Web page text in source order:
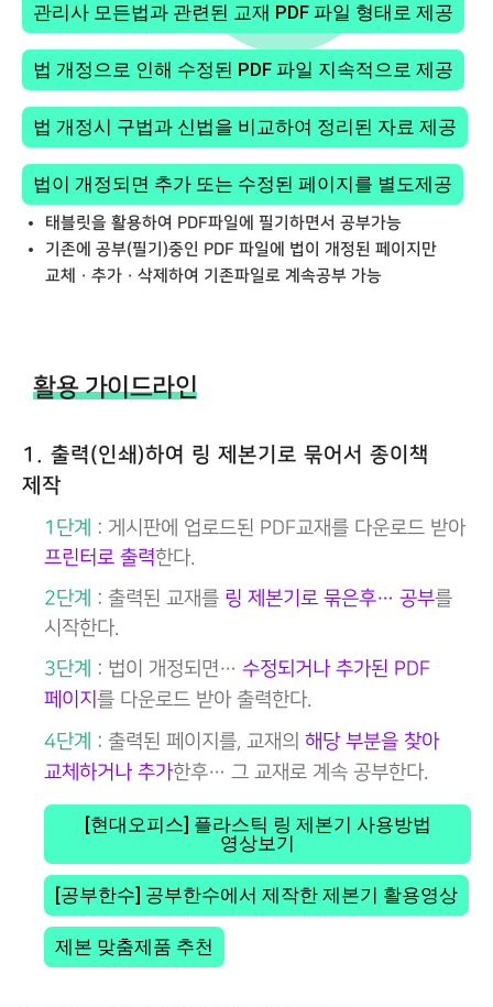
관리사 모든법과 관련된 교재 PDF 파일 형태로 제공
법 개정으로 인해 수정된 PDF 파일 지속적으로 제공
법 개정시 구법과 신법을 비교하여 정리된 자료 제공
법이 개정되면 추가 또는 수정된 페이지를 별도제공
태블릿을 활용하여 PDF파일에 필기하면서 공부가능
기존에 공부(필기)중인 PDF 파일에 법이 개정된 페이지만
교체 · 추가 · 삭제하여 기존파일로 계속공부 가능
활용 가이드라인
1. 출력(인쇄)하여 링 제본기로 묶어서 종이책
제작
1단계
: 게시판에 업로드된 PDF교재를 다운로드 받아
프린터로 출력한다.
2단계
: 출력된 교재를 링 제본기로 묶은후… 공부를
시작한다.
3단계
: 법이 개정되면… 수정되거나 추가된 PDF
페이지 를 다운로드 받아 출력한다.
4단계
: 출력된 페이지를, 교재의 해당 부분을 찾아
교체하거나 추가한후… 그 교재로 계속 공부한다.
[현대오피스] 플라스틱 링 제본기 사용방법
영상보기
[공부한수] 공부한수에서 제작한 제본기 활용영상
제본 맞춤제품 추천